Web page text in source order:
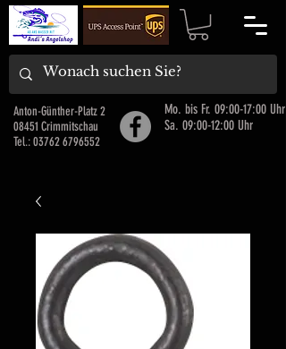
Anton-Günther-Platz 2
08451 Crimmitschau
Tel.:03762 6796552
Mo. bis Fr. 09:00-17:00 Uhr
Sa. 09:00-12:00 Uhr